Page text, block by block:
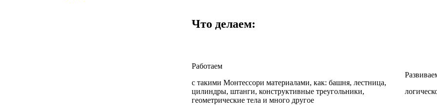
Что делаем:
Работаем
с такими Монтессори материалами, как: башня, лестница,
цилиндры, штанги, конструктивные треугольники,
геометрические тела и много другое